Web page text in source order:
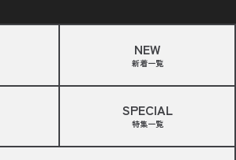
NEW
新着一覧
SPECIAL
特集一覧